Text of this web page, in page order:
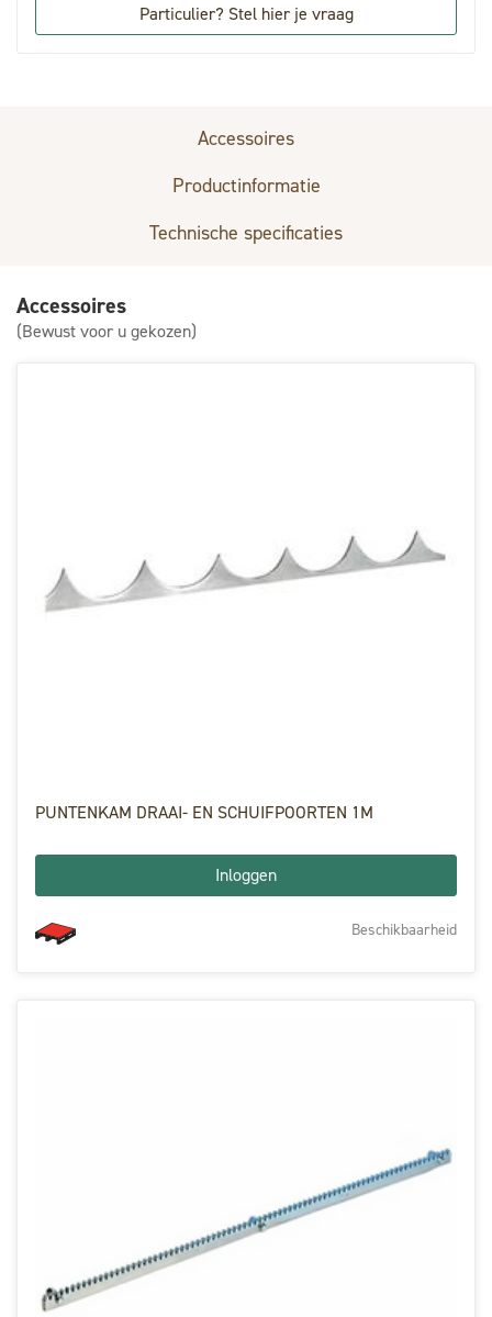
Particulier? Stel hier je vraag
Accessoires
Productinformatie
Technische specificaties
Accessoires
(Bewust voor u gekozen)
PUNTENKAM DRAAI- EN SCHUIFPOORTEN 1M
Inloggen
Beschikbaarheid